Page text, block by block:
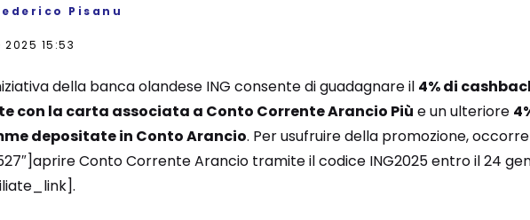
Pisanu
15:53
della banca olandese ING consente di guadagnare il 4% di
con la carta associata a Conto Corrente Arancio Più e un ulteriore
depositate in Conto Arancio. Per usufruire della promozione,
Conto Corrente Arancio tramite il codice ING2025 entro il 24